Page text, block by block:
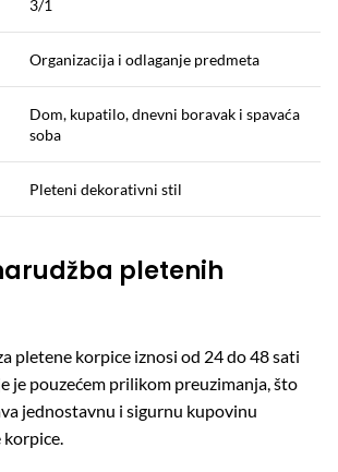
3/1
Organizacija i odlaganje predmeta
Dom, kupatilo, dnevni boravak i spavaća
soba
Pleteni dekorativni stil
pletenih
pletene korpice iznosi od 24 do 48 sati
je pouzećem prilikom preuzimanja, što
jednostavnu i sigurnu kupovinu